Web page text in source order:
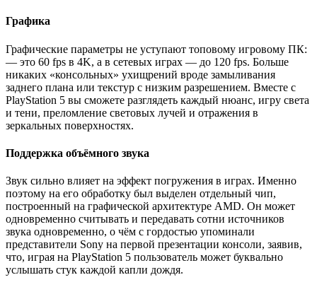
Графика
Графические параметры не уступают топовому игровому ПК:
— это 60 fps в 4K, а в сетевых играх — до 120 fps. Больше
никаких «консольных» ухищрений вроде замыливания
заднего плана или текстур с низким разрешением. Вместе с
PlayStation 5 вы сможете разглядеть каждый нюанс, игру света
и тени, преломление световых лучей и отражения в
зеркальных поверхностях.
Поддержка объёмного звука
Звук сильно влияет на эффект погружения в играх. Именно
поэтому на его обработку был выделен отдельный чип,
построенный на графической архитектуре AMD. Он может
одновременно считывать и передавать сотни источников
звука одновременно, о чём с гордостью упоминали
представители Sony на первой презентации консоли, заявив,
что, играя на PlayStation 5 пользователь может буквально
услышать стук каждой капли дождя.